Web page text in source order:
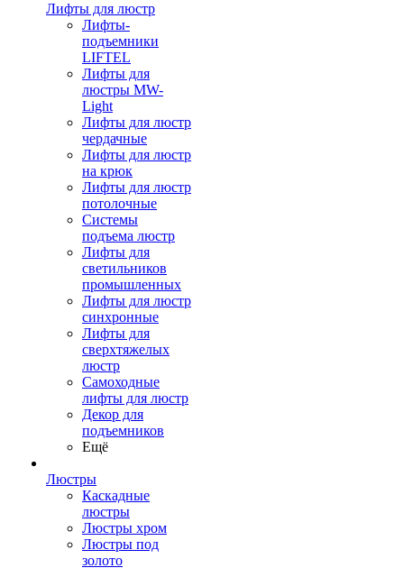
Лифты для люстр
Лифты-
подъемники
LIFTEL
Лифты для
люстры MW-
Light
Лифты для люстр
чердачные
Лифты для люстр
на крюк
Лифты для люстр
потолочные
Системы
подъема люстр
Лифты для
светильников
промышленных
Лифты для люстр
синхронные
Лифты для
сверхтяжелых
люстр
Самоходные
лифты для люстр
Декор для
подъемников
Ещё
Люстры
Каскадные
люстры
Люстры хром
Люстры под
золото